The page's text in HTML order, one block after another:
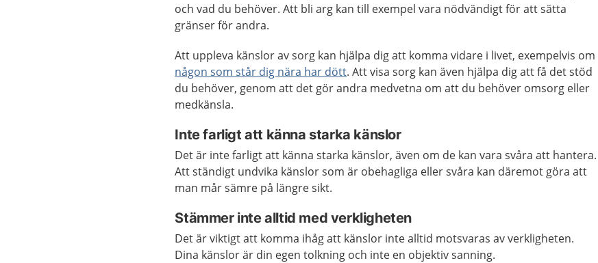
och vad du behöver. Att bli arg kan till exempel vara nödvändigt för att sätta
gränser för andra.
Att uppleva känslor av sorg kan hjälpa dig att komma vidare i livet, exempelvis om
någon som står dig nära har dött. Att visa sorg kan även hjälpa dig att få det stöd
du behöver, genom att det gör andra medvetna om att du behöver omsorg eller
medkänsla.
Inte farligt att känna starka känslor
Det är inte farligt att känna starka känslor, även om de kan vara svåra att hantera.
Att ständigt undvika känslor som är obehagliga eller svåra kan däremot göra att
man mår sämre på längre sikt.
Stämmer inte alltid med verkligheten
Det är viktigt att komma ihåg att känslor inte alltid motsvaras av verkligheten.
Dina känslor är din egen tolkning och inte en objektiv sanning.